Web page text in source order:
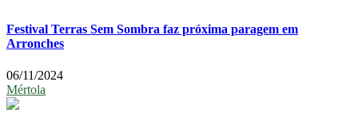
Festival Terras Sem Sombra faz próxima paragem em
Arronches
06/11/2024
Mértola